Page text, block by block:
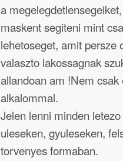
a
maskent segiteni mint
lehetoseget, amit persze
valaszto lakossagnak
allandoan am !Nem csak
alkalommal.
Jelen lenni minden
uleseken, gyuleseken,
torvenyes formaban.